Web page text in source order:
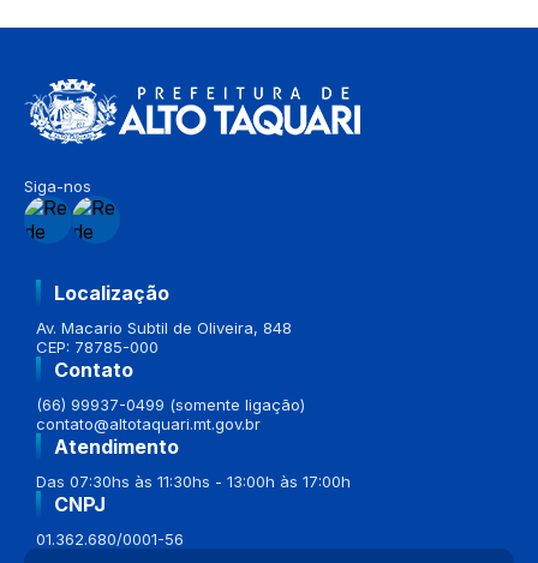
Siga-nos
Localização
Av. Macario Subtil de Oliveira, 848
CEP: 78785-000
Contato
(66) 99937-0499 (somente ligação)
contato@altotaquari.mt.gov.br
Atendimento
Das 07:30hs às 11:30hs - 13:00h às 17:00h
CNPJ
01.362.680/0001-56